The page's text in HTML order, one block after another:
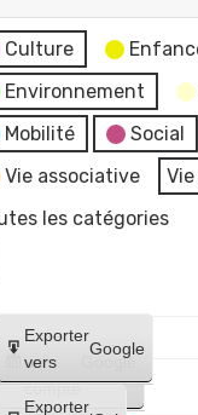
Culture
Environnement
Mobilité
Social
Vie associative
les catégories
Créer
un
compte
Google
Exporter
vers
Google
Exporter